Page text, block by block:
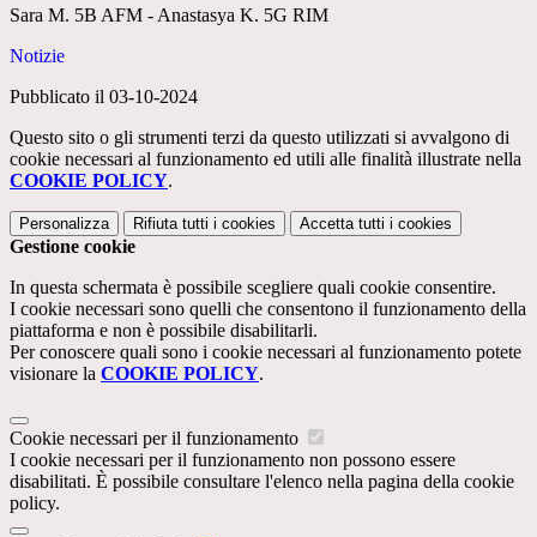
Sara M. 5B AFM - Anastasya K. 5G RIM
Notizie
Pubblicato il 03-10-2024
Questo sito o gli strumenti terzi da questo utilizzati si avvalgono di
cookie necessari al funzionamento ed utili alle finalità illustrate nella
COOKIE POLICY.
Personalizza Rifiuta tutti i cookies Accetta tutti i cookies
Gestione cookie
In questa schermata è possibile scegliere quali cookie consentire.
I cookie necessari sono quelli che consentono il funzionamento della
piattaforma e non è possibile disabilitarli.
Per conoscere quali sono i cookie necessari al funzionamento potete
visionare la COOKIE POLICY.
Cookie necessari per il funzionamento
I cookie necessari per il funzionamento non possono essere
disabilitati. È possibile consultare l'elenco nella pagina della cookie
policy.